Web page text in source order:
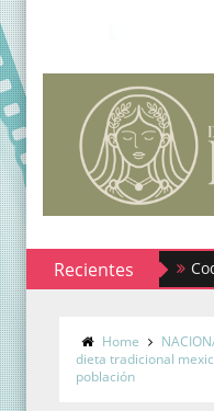
RecientesCodhem
Home
dieta tradicional
población